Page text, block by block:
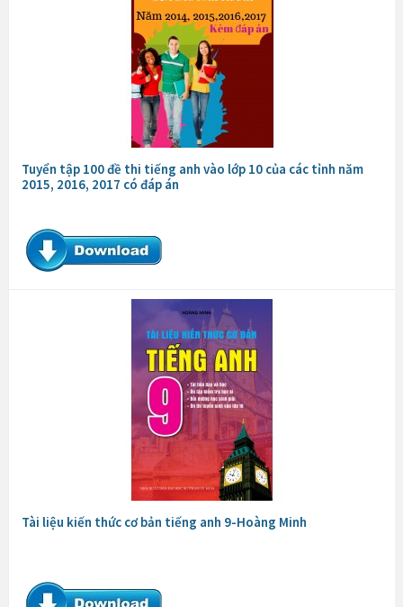
Tuyển tập 100 đề thi tiếng anh vào lớp 10 của các tỉnh năm
2015, 2016, 2017 có đáp án
Tài liệu kiến thức cơ bản tiếng anh 9-Hoàng Minh